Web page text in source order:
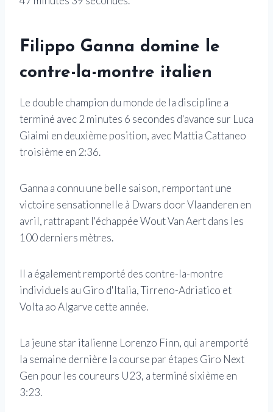
Filippo Ganna domine le
contre-la-montre italien
Le double champion du monde de la discipline a
terminé avec 2 minutes 6 secondes d'avance sur Luca
Giaimi en deuxième position, avec Mattia Cattaneo
troisième en 2:36.
Ganna a connu une belle saison, remportant une
victoire sensationnelle à Dwars door Vlaanderen en
avril, rattrapant l'échappée Wout Van Aert dans les
100 derniers mètres.
Il a également remporté des contre-la-montre
individuels au Giro d'Italia, Tirreno-Adriatico et
Volta ao Algarve cette année.
La jeune star italienne Lorenzo Finn, qui a remporté
la semaine dernière la course par étapes Giro Next
Gen pour les coureurs U23, a terminé sixième en
3:23.